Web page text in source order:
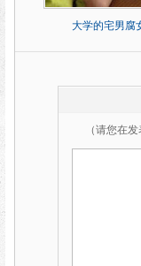
大学的宅男腐
（请您在